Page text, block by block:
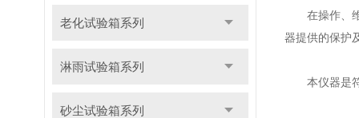
老化试验箱系列
淋雨试验箱系列
砂尘试验箱系列
在操作、维
器提供的保护
本仪器是符